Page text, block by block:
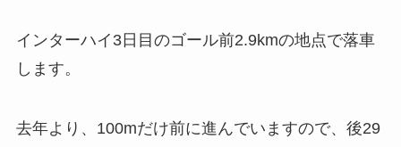
インターハイ3日目のゴール前2.9kmの地点で落車
します。
去年より、100mだけ前に進んでいますので、後29